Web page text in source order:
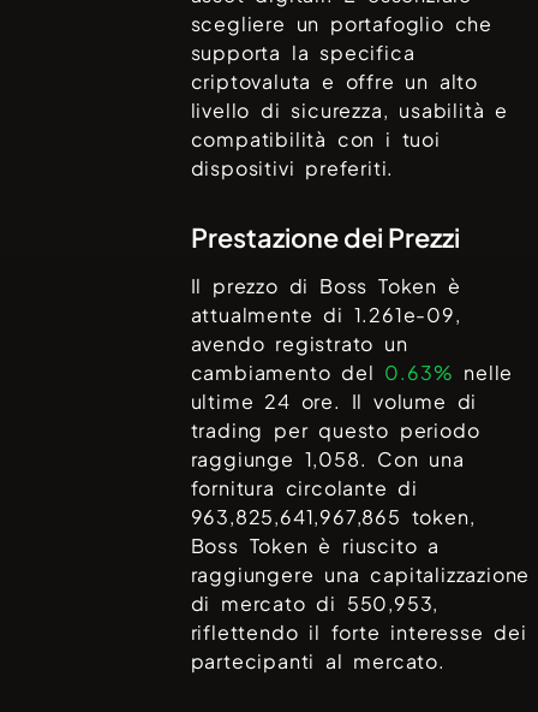
scegliere un portafoglio che
supporta la specifica
criptovaluta e offre un alto
livello di sicurezza, usabilità e
compatibilità con i tuoi
dispositivi preferiti.
Prestazione dei Prezzi
Il prezzo di Boss Token è
attualmente di 1.261e-09,
avendo registrato un
cambiamento del 0.63% nelle
ultime 24 ore. Il volume di
trading per questo periodo
raggiunge 1,058. Con una
fornitura circolante di
963,825,641,967,865 token,
Boss Token è riuscito a
raggiungere una capitalizzazione
di mercato di 550,953,
riflettendo il forte interesse dei
partecipanti al mercato.